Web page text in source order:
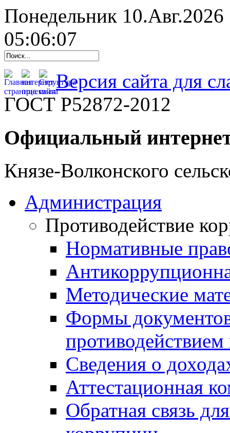
Понедельник 10.Авг.2026
05:06:08
Версия сайта для
ГОСТ Р52872-2012
Официальный
Князе-Волконского
Администрация
Противодействие
Нормативные
Методические
Формы
Сведения о
Аттестационная
Обратная связь